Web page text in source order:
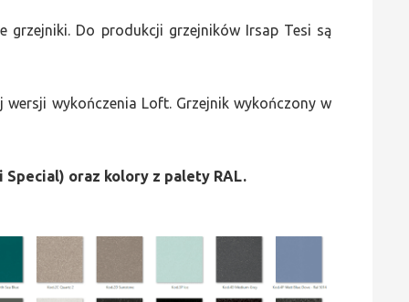
grzejniki. Do produkcji grzejników Irsap Tesi są
wykończenia Loft. Grzejnik wykończony w
oraz kolory z palety RAL.